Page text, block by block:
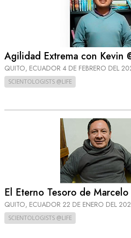
Agilidad Extrema con Kevin
QUITO, ECUADOR 4 DE FEBRERO DEL
SCIENTOLOGISTS @LIFE
El Eterno Tesoro de Marcelo
QUITO, ECUADOR 22 DE ENERO DEL
SCIENTOLOGISTS @LIFE